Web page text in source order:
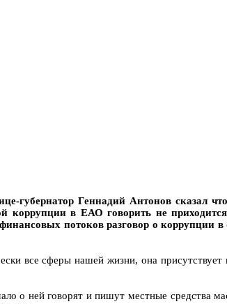
губернатор Геннадий Антонов сказал
в ЕАО говорить не
потоков разговор о коррупции в
все сферы нашей жизни, она присутствует
о ней говорят и пишут местные средства